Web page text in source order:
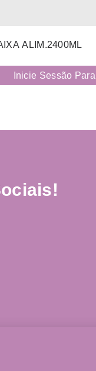
ALIM.2400ML
Inicie Sessão